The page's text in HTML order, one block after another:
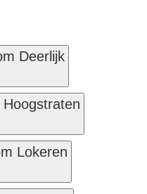
Deerlijk
Lokeren